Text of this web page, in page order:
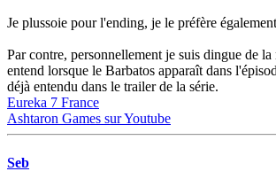
Je plussoie pour l'ending, je le préfère
Par contre, personnellement je suis dingue de
entend lorsque le Barbatos apparaît dans
déjà entendu dans le trailer de la série.
Eureka 7 France
Ashtaron Games sur Youtube
Seb